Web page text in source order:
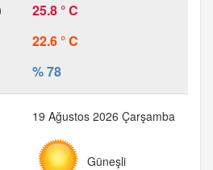
25.8 ° C
22.6 ° C
% 78
19 Ağustos 2026 Çarşamba
Güneşli